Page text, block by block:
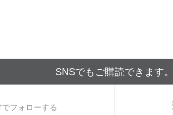
SNSでもご購読できます。
でフォローする